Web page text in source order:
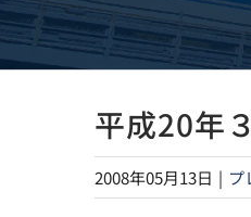
平成20年
2008年05月13日 | プ